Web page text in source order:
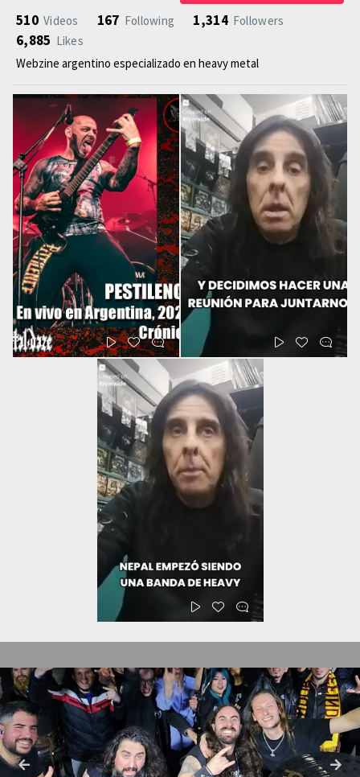
510 Videos 167 Following 1,314 Followers
6,885 Likes
Webzine argentino especializado en heavy metal